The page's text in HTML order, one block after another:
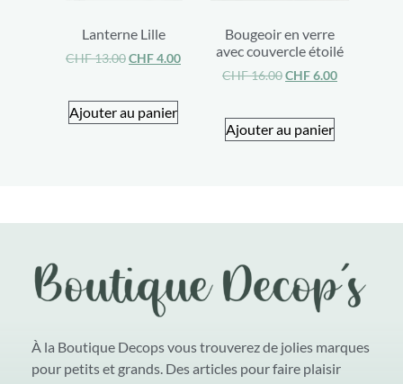
Lanterne Lille
CHF13.00CHF4.00
Ajouter au panier
Bougeoir en verre
avec couvercle étoilé
CHF16.00CHF6.00
Ajouter au panier
À la Boutique Decops vous trouverez de jolies marques
pour petits et grands. Des articles pour faire plaisir